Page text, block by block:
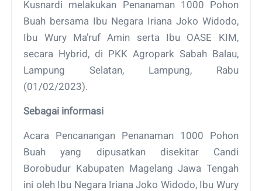
Kusnardi melakukan Penanaman 1000 Pohon
Buah bersama Ibu Negara Iriana Joko Widodo,
Ibu Wury Ma’ruf Amin serta Ibu OASE KIM,
secara Hybrid, di PKK Agropark Sabah Balau,
Lampung Selatan, Lampung, Rabu
(01/02/2023).
Sebagai informasi
Acara Pencanangan Penanaman 1000 Pohon
Buah yang dipusatkan disekitar Candi
Borobudur Kabupaten Magelang Jawa Tengah
ini oleh Ibu Negara Iriana Joko Widodo, Ibu Wury